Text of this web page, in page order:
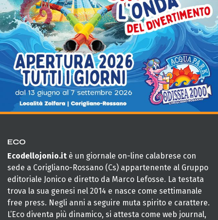
ECO
Ecodellojonio.it è un giornale on-line calabrese con
sede a Corigliano-Rossano (Cs) appartenente al Gruppo
editoriale Jonico e diretto da Marco Lefosse. La testata
trova la sua genesi nel 2014 e nasce come settimanale
free press. Negli anni a seguire muta spirito e carattere.
L’Eco diventa più dinamico, si attesta come web journal,